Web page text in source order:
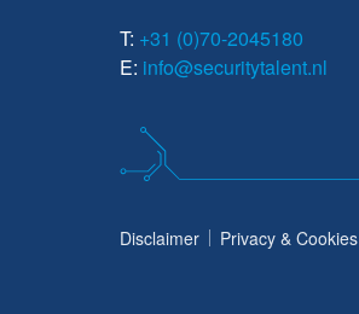
T: +31 (0)70-2045180
E: info@securitytalent.nl
Disclaimer Privacy & Cookies